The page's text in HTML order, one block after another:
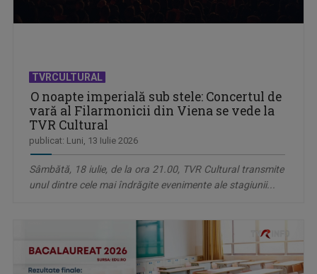
TVRCULTURAL
O noapte imperială sub stele: Concertul de
vară al Filarmonicii din Viena se vede la
TVR Cultural
publicat: Luni, 13 Iulie 2026
Sâmbătă, 18 iulie, de la ora 21.00, TVR Cultural transmite
unul dintre cele mai îndrăgite evenimente ale stagiunii...